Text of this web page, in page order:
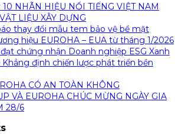
10 NHÃN HIỆU NỔI TIẾNG VIỆT NAM
LIỆU XÂY DỰNG
thay đổi mẫu tem bảo vệ bề mặt
hiệu EUROHA – EUA từ tháng 1/2026
chứng nhận Doanh nghiệp ESG Xanh
Khẳng định chiến lược phát triển bền
CÓ AN TOÀN KHÔNG
VÀ EUROHA CHÚC MỪNG NGÀY GIA
28/6